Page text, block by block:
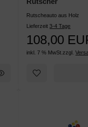
Rutscheauto aus Holz
Lieferzeit3-4 Tage
108,00
inkl. 7 % MwSt. zzgl.